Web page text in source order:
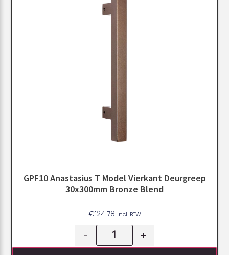
GPF10 Anastasius T Model Vierkant Deurgreep
30x300mm Bronze Blend
€124.78 Incl. BTW
- +